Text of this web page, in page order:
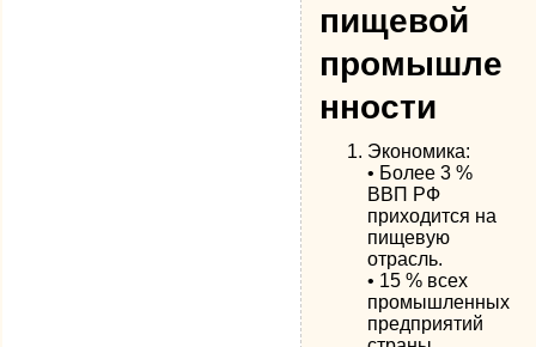
пищевой
промышле
нности
Экономика:
• Более 3 %
ВВП РФ
приходится на
пищевую
отрасль.
• 15 % всех
промышленных
предприятий